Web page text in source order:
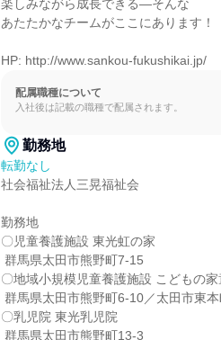
楽しみながら成長できる―そんな
あたたかなチームがここにあります！
HP: http://www.sankou-fukushikai.jp/
配属職種について
入社後は記載の職種で配属されます。
勤務地
転勤なし
社会福祉法人三晃福祉会
勤務地
〇児童養護施設 東光虹の家
〇地域小規模児童養護施設 こどもの
〇乳児院 東光乳児院